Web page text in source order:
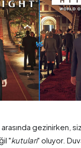
arasında gezinirken,
"kutuları" oluyor.